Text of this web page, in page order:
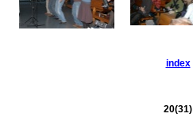
index
20(31)